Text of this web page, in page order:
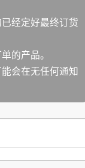
经定好最终订货
的产品。
会在无任何通知